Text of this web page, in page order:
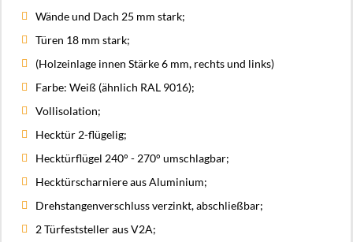
Wände und Dach 25 mm stark;
Türen 18 mm stark;
(Holzeinlage innen Stärke 6 mm, rechts und links)
Farbe: Weiß (ähnlich RAL 9016);
Vollisolation;
Hecktür 2-flügelig;
Hecktürflügel 240° - 270° umschlagbar;
Hecktürscharniere aus Aluminium;
Drehstangenverschluss verzinkt, abschließbar;
2 Türfeststeller aus V2A;